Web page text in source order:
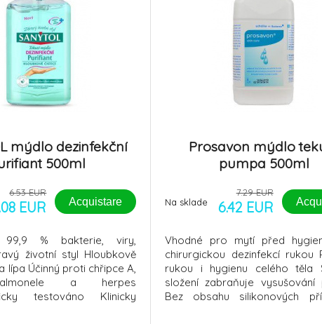
mýdlo dezinfekční
500ml
6.53 EUR
EUR Acquistare
99,9 % bakterie, viry,
životní styl Hloubkově
lípa Účinný proti chřipce A,
a herpes
testováno Klinicky
Prosavon mýdlo
pumpa 500ml
Na sklade
7.29 EUR
6.42 EUR
Vhodné pro mytí před
chirurgickou dezinfekcí rukou
rukou i hygienu celého těla
složení zabraňuje vysušování
Bez obsahu silikonových